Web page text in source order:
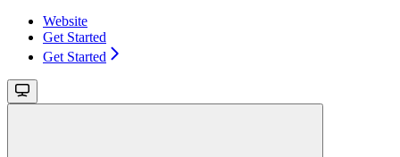
Website
Get Started
Get Started